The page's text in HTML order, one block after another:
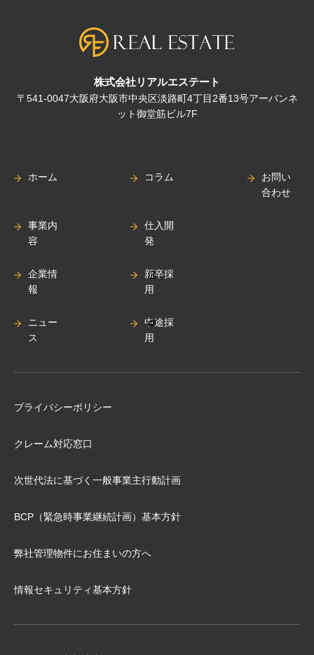
株式会社リアルエステート
〒541-0047大阪府大阪市中央区淡路町4丁目2番13号アーバンネ
ット御堂筋ビル7F
ホーム
事業内
容
企業情
報
ニュー
ス
コラム
仕入開
発
新卒採
用
中途採
用
お問い
合わせ
プライバシーポリシー
クレーム対応窓口
次世代法に基づく⼀般事業主⾏動計画
BCP（緊急時事業継続計画）基本⽅針
弊社管理物件にお住まいの⽅へ
情報セキュリティ基本方針